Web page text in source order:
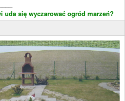
uda się wyczarować ogród marzeń?